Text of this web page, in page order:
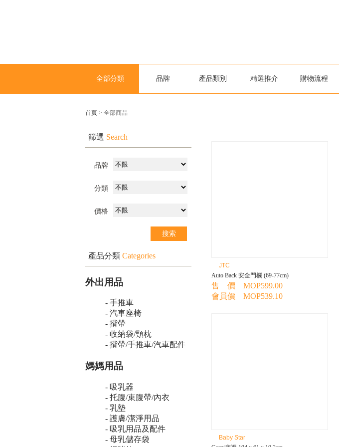
全部分類 品牌 產品類別 精選推介 購物流程
首頁 > 全部商品
篩選 Search
品牌
分類
價格
產品分類 Categories
外出用品
- 手推車
- 汽車座椅
- 揹帶
- 收納袋/頸枕
- 揹帶/手推車/汽車配件
媽媽用品
- 吸乳器
- 托腹/束腹帶/內衣
- 乳墊
- 護膚/潔淨用品
- 吸乳用品及配件
- 母乳儲存袋
JTC
Auto Back 安全門欄 (69-77cm)
售 價 MOP599.00
會員價 MOP539.10
Baby Star